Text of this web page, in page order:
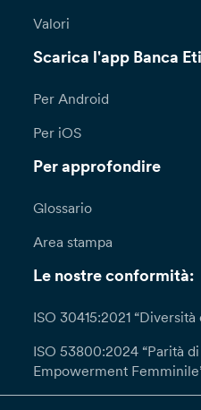
Valori
Scarica l'app Banca
Per Android
Per iOS
Per approfondire
Glossario
Area stampa
Le nostre conformità:
ISO 30415:2021
ISO 53800:2024 “Parità
Empowerment